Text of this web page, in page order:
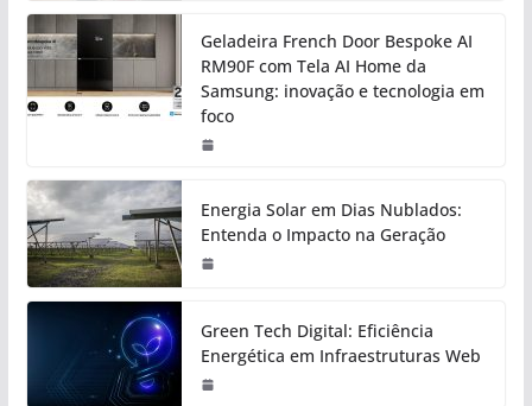
Geladeira French Door Bespoke AI
RM90F com Tela AI Home da
Samsung: inovação e tecnologia em
foco
Energia Solar em Dias Nublados:
Entenda o Impacto na Geração
Green Tech Digital: Eficiência
Energética em Infraestruturas Web